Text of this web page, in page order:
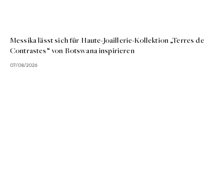
Messika lässt sich für Haute-Joaillerie-Kollektion „Terres de
Contrastes“ von Botswana inspirieren
07/08/2026